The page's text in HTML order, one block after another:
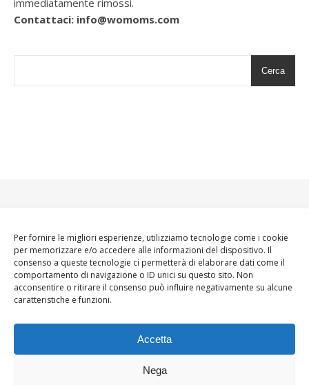
Per fornire le migliori esperienze, utilizziamo tecnologie come i cookie
per memorizzare e/o accedere alle informazioni del dispositivo. Il
consenso a queste tecnologie ci permetterà di elaborare dati come il
comportamento di navigazione o ID unici su questo sito. Non
acconsentire o ritirare il consenso può influire negativamente su alcune
caratteristiche e funzioni.
Accetta
Nega
immediatamente rimossi.
Contattaci: info@womoms.com
Cerca